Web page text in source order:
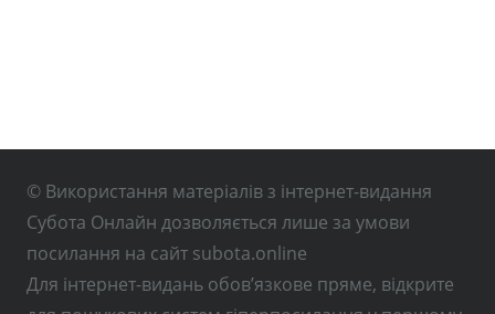
© Використання матеріалів з інтернет-видання
Субота Онлайн дозволяється лише за умови
посилання на сайт subota.online
Для інтернет-видань обов’язкове пряме, відкрите